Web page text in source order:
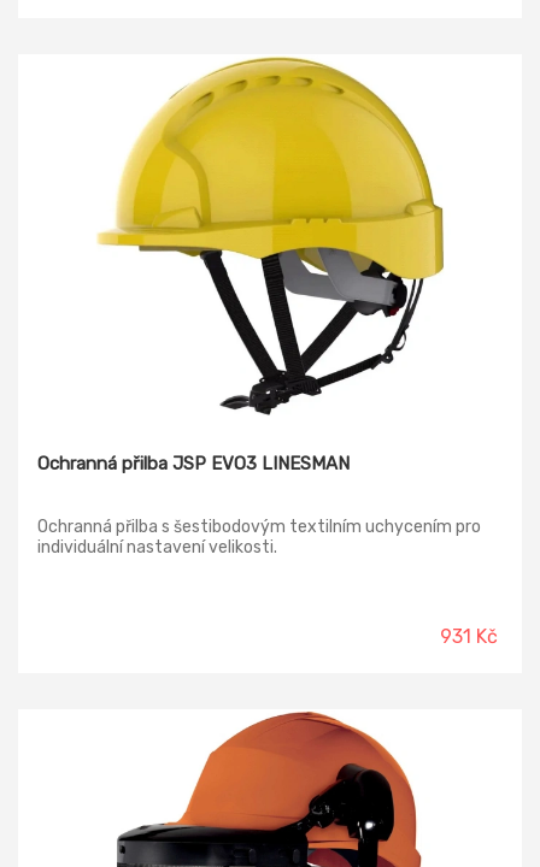
Ochranná přilba JSP EVO3 LINESMAN
Ochranná přilba s šestibodovým textilním uchycením pro
individuální nastavení velikosti.
931 Kč